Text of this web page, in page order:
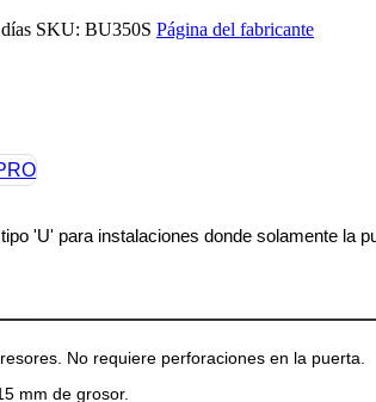
SKU: BU350S Página del fabricante
'U' para instalaciones donde solamente la
No requiere perforaciones en la puerta.
mm de grosor.